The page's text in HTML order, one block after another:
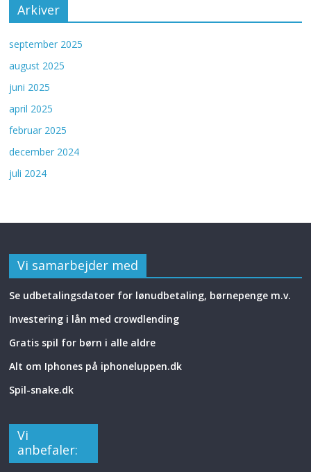
Arkiver
september 2025
august 2025
juni 2025
april 2025
februar 2025
december 2024
juli 2024
Vi samarbejder med
Se udbetalingsdatoer for lønudbetaling, børnepenge m.v.
Investering i lån med crowdlending
Gratis spil for børn i alle aldre
Alt om Iphones på iphoneluppen.dk
Spil-snake.dk
Vi
anbefaler: